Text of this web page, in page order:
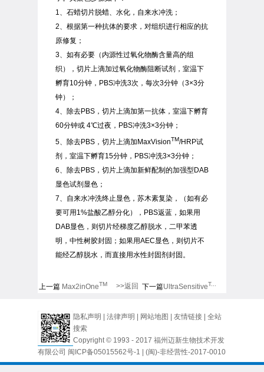
1、石蜡切片脱蜡、水化，自来水冲洗；
2、根据第一种抗体的要求，对组织进行相应的抗
原修复；
3、如有必要（内源性过氧化物酶含量高的组
织），切片上滴加过氧化物酶阻断试剂，室温下
孵育10分钟，PBS冲洗3次，每次3分钟（3×3分
钟）；
4、除去PBS，切片上滴加第一抗体，室温下孵育
60分钟或 4℃过夜，PBS冲洗3×3分钟；
5、除去PBS，切片上滴加MaxVisionTM/HRP试
剂，室温下孵育15分钟，PBS冲洗3×3分钟；
6、除去PBS，切片上滴加新鲜配制的加强型DAB
显色试剂显色；
7、自来水冲洗终止显色，苏木素复染，（如有必
要可用1%盐酸乙醇分化），PBS返蓝，如果用
DAB显色，则切片经梯度乙醇脱水，二甲苯透
明，中性树胶封固；如果用AEC显色，则切片不
能经乙醇脱水，而直接用水性封固剂封固。
上一篇 Max2inOneTM >>返回 下一篇UltraSensitiveT...
隐私声明 | 法律声明 | 网站地图 | 友情链接 | 全站
搜索
Copyright © 1993 - 2017 福州迈新生物技术开发
有限公司 闽ICP备05015562号-1 | (闽)-非经营性-2017-0010